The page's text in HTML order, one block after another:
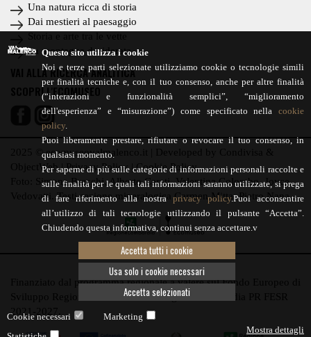
EVENTI
Una natura ricca di storia
Dai mestieri al paesaggio
La montagna desiderata
VAI ALLA RICERCA ANALITICA
SCOPRI L'ECOMUSEO
2025 © ecomuseovalmalenco.it | Developed by
ObjectWeb|Privacy Policy|Cookie Policy
Foto: Simone Bracchi, Alberto Carati, Valentina Colombo, Joyce
Vedovatti. Testi sezione mineralogica Carmen Mitta, Pietro Nana.
Finanziato dal programma regionale a valere sul Fondo Europeo di
Sviluppo Regionale 2021/2027 di Regione Lombardia PR FESR
2021-2027.
Questo sito utilizza i cookie
Noi e terze parti selezionate utilizziamo cookie o tecnologie simili
per finalità tecniche e, con il tuo consenso, anche per altre finalità
(“interazioni e funzionalità semplici”, “miglioramento
dell'esperienza” e “misurazione”) come specificato nella cookie
policy.
Puoi liberamente prestare, rifiutare o revocare il tuo consenso, in
qualsiasi momento.
Per saperne di più sulle categorie di informazioni personali raccolte e
sulle finalità per le quali tali informazioni saranno utilizzate, si prega
di fare riferimento alla nostra privacy policy.Puoi acconsentire
all’utilizzo di tali tecnologie utilizzando il pulsante “Accetta”.
Chiudendo questa informativa, continui senza accettare.v
Accetta tutti i cookie
Usa solo i cookie necessari
Accetta selezionati
Cookie necessari
Marketing
Mostra dettagli